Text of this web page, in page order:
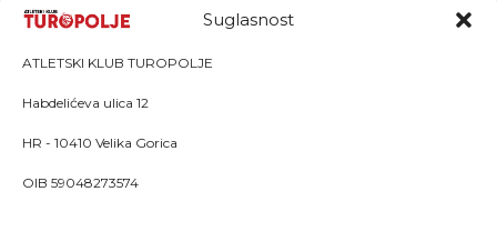
Suglasnost
ATLETSKI KLUB TUROPOLJE
Habdelićeva ulica 12
HR - 10410 Velika Gorica
OIB 59048273574